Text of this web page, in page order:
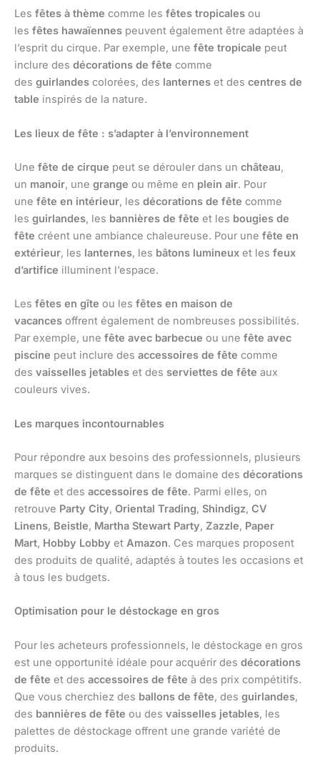
Les fêtes à thème comme les fêtes tropicales ou
les fêtes hawaïennes peuvent également être adaptées à
l’esprit du cirque. Par exemple, une fête tropicale peut
inclure des décorations de fête comme
des guirlandes colorées, des lanternes et des centres de
table inspirés de la nature.
Les lieux de fête : s’adapter à l’environnement
Une fête de cirque peut se dérouler dans un château,
un manoir, une grange ou même en plein air. Pour
une fête en intérieur, les décorations de fête comme
les guirlandes, les bannières de fête et les bougies de
fête créent une ambiance chaleureuse. Pour une fête en
extérieur, les lanternes, les bâtons lumineux et les feux
d’artifice illuminent l’espace.
Les fêtes en gîte ou les fêtes en maison de
vacances offrent également de nombreuses possibilités.
Par exemple, une fête avec barbecue ou une fête avec
piscine peut inclure des accessoires de fête comme
des vaisselles jetables et des serviettes de fête aux
couleurs vives.
Les marques incontournables
Pour répondre aux besoins des professionnels, plusieurs
marques se distinguent dans le domaine des décorations
de fête et des accessoires de fête. Parmi elles, on
retrouve Party City, Oriental Trading, Shindigz, CV
Linens, Beistle, Martha Stewart Party, Zazzle, Paper
Mart, Hobby Lobby et Amazon. Ces marques proposent
des produits de qualité, adaptés à toutes les occasions et
à tous les budgets.
Optimisation pour le déstockage en gros
Pour les acheteurs professionnels, le déstockage en gros
est une opportunité idéale pour acquérir des décorations
de fête et des accessoires de fête à des prix compétitifs.
Que vous cherchiez des ballons de fête, des guirlandes,
des bannières de fête ou des vaisselles jetables, les
palettes de déstockage offrent une grande variété de
produits.